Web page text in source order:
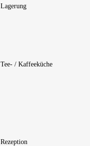
Lagerung
Tee- / Kaffeeküche
Rezeption